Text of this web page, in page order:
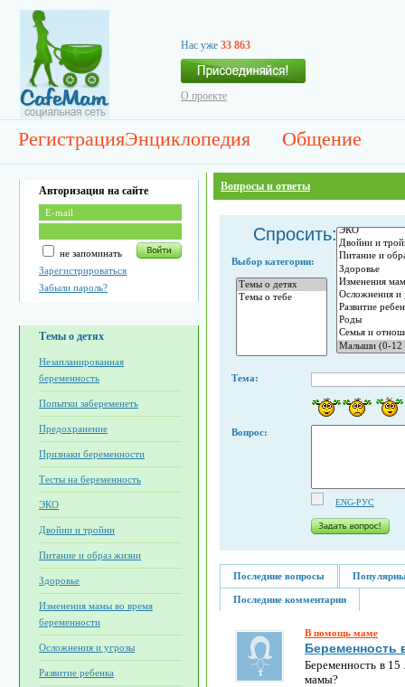
Нас уже 33 863
О проекте
РегистрацияЭнциклопедия Общение
Авторизация на сайте
не запоминать
Зарегистрироваться
Забыли пароль?
Темы о детях
Незапланированная
беременность
Попытки забеременеть
Предохранение
Признаки беременности
Тесты на беременность
ЭКО
Двойни и тройни
Питание и образ жизни
Здоровье
Изменения мамы во время
беременности
Осложнения и угрозы
Развитие ребенка
Вопросы и ответы
Спросить:
Выбор категории:
Тема:
Вопрос:
ENG-РУС
Последние вопросы
Последние комментарии
В помощь маме
Беременность
Беременность в
мамы?